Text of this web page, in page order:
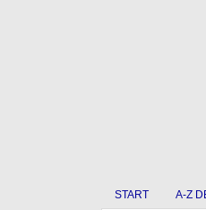
START A-Z